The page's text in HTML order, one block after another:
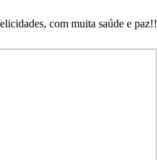
com muita saúde e paz!!